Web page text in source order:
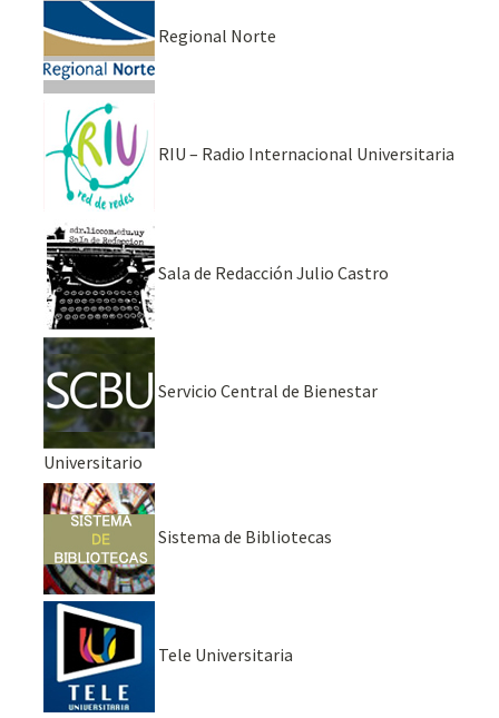
Regional Norte
RIU – Radio Internacional Universitaria
Sala de Redacción Julio Castro
Servicio Central de Bienestar
Universitario
Sistema de Bibliotecas
Tele Universitaria